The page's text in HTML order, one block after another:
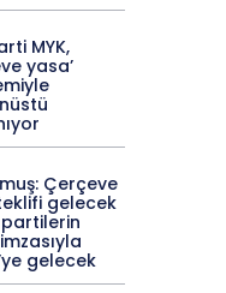
MYK,
yasa’
Çerçeve
gelecek
gelecek